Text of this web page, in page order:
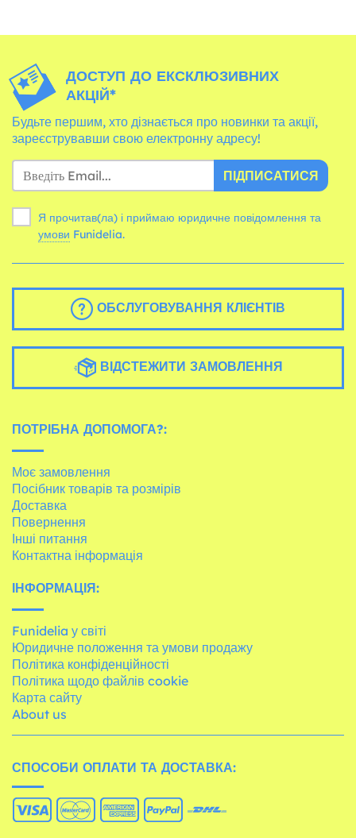
ДОСТУП ДО ЕКСКЛЮЗИВНИХ
АКЦІЙ*
Будьте першим, хто дізнається про новинки та акції,
зареєструвавши свою електронну адресу!
ПІДПИСАТИСЯ
Я прочитав(ла) і приймаю юридичне повідомлення та
умови Funidelia.
ОБСЛУГОВУВАННЯ КЛІЄНТІВ
ВІДСТЕЖИТИ ЗАМОВЛЕННЯ
ПОТРІБНА ДОПОМОГА?:
Моє замовлення
Посібник товарів та розмірів
Доставка
Повернення
Інші питання
Контактна інформація
ІНФОРМАЦІЯ:
Funidelia у світі
Юридичне положення та умови продажу
Політика конфіденційності
Політика щодо файлів cookie
Карта сайту
About us
СПОСОБИ ОПЛАТИ ТА ДОСТАВКА: